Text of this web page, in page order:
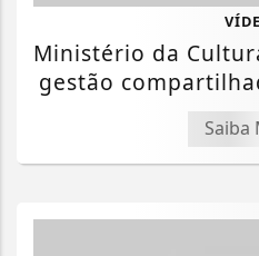
Ministério da
gestão
Saiba